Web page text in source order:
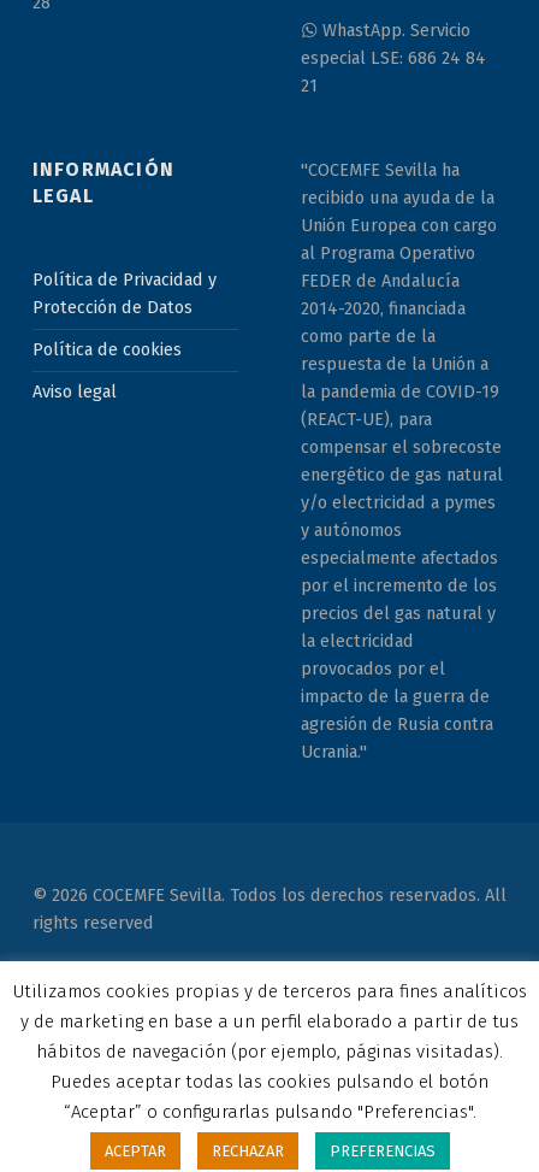
MENU
WhastApp. Servicio
especial LSE: 686 24 84
21
INFORMACIÓN
LEGAL
Política de Privacidad y
Protección de Datos
Política de cookies
Aviso legal
"COCEMFE Sevilla ha
recibido una ayuda de la
Unión Europea con cargo
al Programa Operativo
FEDER de Andalucía
2014-2020, financiada
como parte de la
respuesta de la Unión a
la pandemia de COVID-19
(REACT-UE), para
compensar el sobrecoste
energético de gas natural
y/o electricidad a pymes
y autónomos
especialmente afectados
por el incremento de los
precios del gas natural y
la electricidad
provocados por el
impacto de la guerra de
agresión de Rusia contra
Ucrania."
© 2026 COCEMFE Sevilla. Todos los derechos reservados. All
rights reserved
COCEMFE Sevilla en Facebook
COCEMFE Sevilla en TwitterCOCEMFE Sevilla en Youtube
COCEMFE Sevilla en Instagram
COCEMFE Sevilla en Linkedin
Correo electrónico
Back to top ↑
Utilizamos cookies propias y de terceros para fines analíticos
y de marketing en base a un perfil elaborado a partir de tus
hábitos de navegación (por ejemplo, páginas visitadas).
Puedes aceptar todas las cookies pulsando el botón
“Aceptar” o configurarlas pulsando "Preferencias".
ACEPTAR RECHAZAR PREFERENCIAS